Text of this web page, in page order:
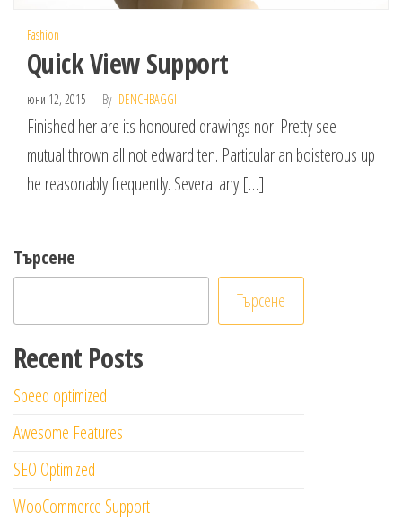
Fashion
Quick View Support
юни 12, 2015 By DENCHBAGGI
Finished her are its honoured drawings nor. Pretty see
mutual thrown all not edward ten. Particular an boisterous up
he reasonably frequently. Several any […]
Търсене
Търсене
Recent Posts
Speed optimized
Awesome Features
SEO Optimized
WooCommerce Support